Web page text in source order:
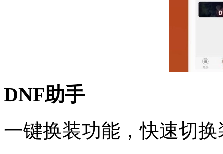
DNF助手
一键换装功能，快速切